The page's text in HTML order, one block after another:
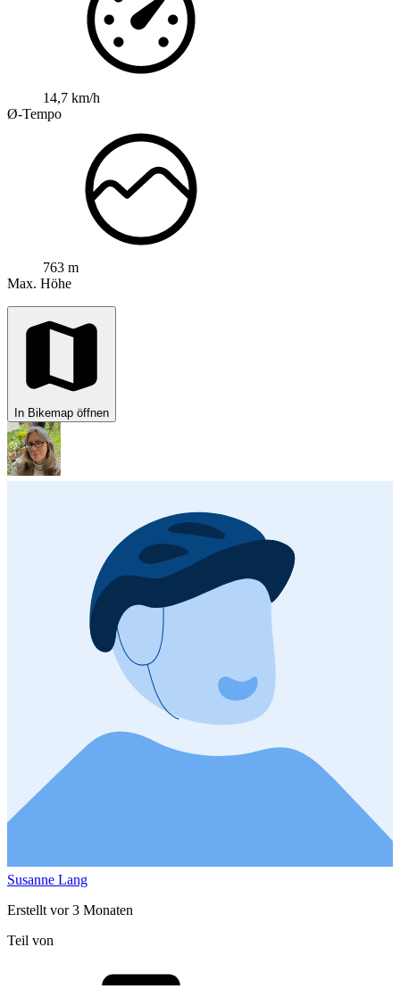
14,7 km/h
Ø-Tempo
763 m
Max. Höhe
In Bikemap öffnen
Susanne Lang
Erstellt vor 3 Monaten
Teil von